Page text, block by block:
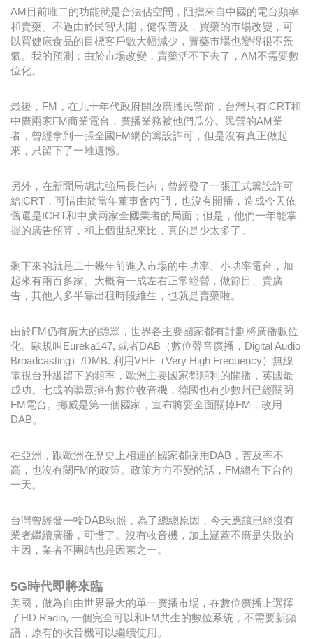
AM目前唯二的功能就是合法佔空間，阻擋來自中國的電台頻率
和賣藥。不過由於民智大開，健保普及，買藥的市場改變，可
以買健康食品的目標客戶數大幅減少，賣藥市場也變得很不景
氣。我的預測：由於市場改變，賣藥活不下去了，AM不需要數
位化。
最後，FM，在九十年代政府開放廣播民營前，台灣只有lCRT和
中廣兩家FM商業電台，廣播業務被他們瓜分。民營的AM業
者，曾經拿到一張全國FM網的籌設許可，但是沒有真正做起
來，只留下了一堆遺憾。
另外，在新聞局胡志強局長任內，曾經發了一張正式籌設許可
給lCRT，可惜由於當年董事會內鬥，也沒有開播，造成今天依
舊還是ICRT和中廣兩家全國業者的局面；但是，他們一年能掌
握的廣告預算，和上個世紀來比，真的是少太多了。
剩下來的就是二十幾年前進入市場的中功率、小功率電台，加
起來有兩百多家。大概有一成左右正常經營，做節目、賣廣
告，其他人多半靠出租時段維生，也就是賣藥啦。
由於FM仍有廣大的聽眾，世界各主要國家都有計劃將廣播數位
化。歐規叫Eureka147, 或者DAB（數位聲音廣播，Digital Audio
Broadcasting）/DMB. 利用VHF（Very High Frequency）無線
電視台升級留下的頻率，歐洲主要國家都順利的開播，英國最
成功。七成的聽眾擁有數位收音機，德國也有少數州已經關閉
FM電台。挪威是第一個國家，宣布將要全面關掉FM，改用
DAB。
在亞洲，跟歐洲在歷史上相連的國家都採用DAB，普及率不
高，也沒有關FM的政策。政策方向不變的話，FM總有下台的
一天。
台灣曾經發一輪DAB執照，為了總總原因，今天應該已經沒有
業者繼續廣播，可惜了。沒有收音機，加上涵蓋不廣是失敗的
主因，業者不團結也是因素之一。
5G時代即將來臨
美國，做為自由世界最大的單一廣播市場，在數位廣播上選擇
了HD Radio, 一個完全可以和FM共生的數位系統，不需要新頻
譜，原有的收音機可以繼續使用。